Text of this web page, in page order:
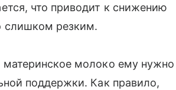
что приводит к снижению
слишком резким.
молоко ему нужно
поддержки. Как правило,